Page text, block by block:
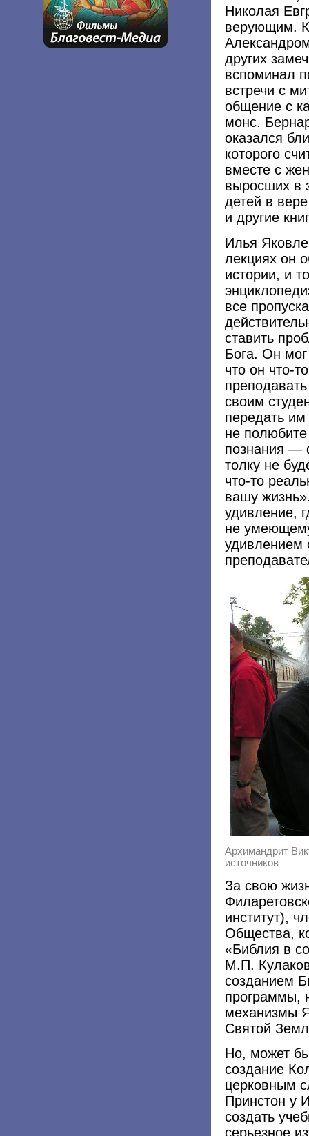
Николая
верующим.
других
вспоминал
встречи с
общение с
монс.
оказался
которого
вместе с
выросших в
детей в
и другие
Илья
лекциях он
истории, и
все
ставить
Бога. Он мог
что он что-
своим
передать
не
познания —
толку не
что-то
вашу
удивление,
не
удивлением
Архимандрит
источников
За свою
институт),
Общества,
«Библия в
М.П.
созданием
программы,
механизмы
Святой
Но, может
создание
церковным
Принстон у
создать
серьезное